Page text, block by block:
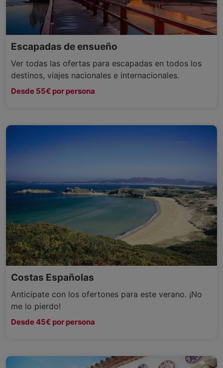
Escapadas de ensueño
Ver todas las ofertas para escapadas en todos los
destinos, viajes nacionales e internacionales.
Desde 55€ por persona
Costas Españolas
Anticípate con los ofertones para este verano. ¡No
me lo pierdo!
Desde 45€ por persona